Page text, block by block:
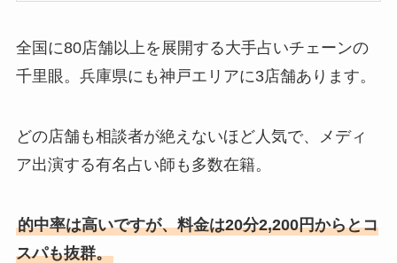
全国に80店舗以上を展開する大手占いチェーンの
千里眼。兵庫県にも神戸エリアに3店舗あります。
どの店舗も相談者が絶えないほど人気で、メディ
ア出演する有名占い師も多数在籍。
的中率は高いですが、料金は20分2,200円からとコ
スパも抜群。